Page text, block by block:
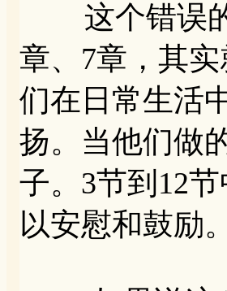
这个错误的
章、7章，其
们在日常生活
扬。当他们做
子。3节到12
以安慰和鼓励。